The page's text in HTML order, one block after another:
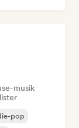
musik
pop